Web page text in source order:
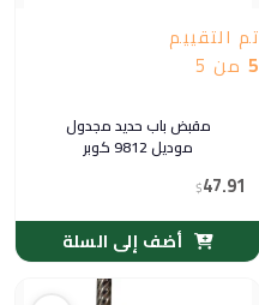
تم التقييم
5 من 5
مقبض باب حديد مجدول
موديل 9812 كوبر
$47.91
أضف إلى السلة